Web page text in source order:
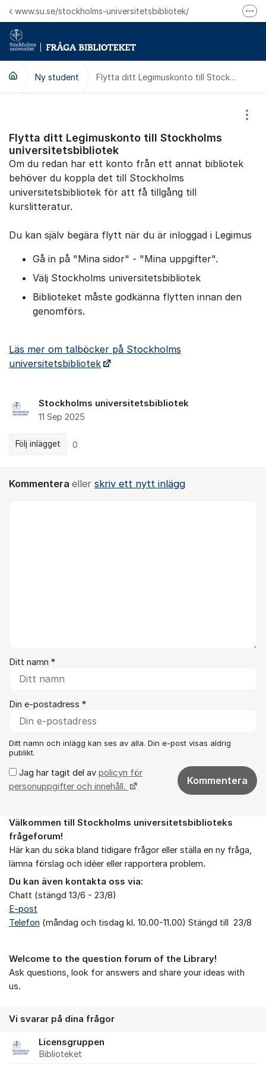
Hoppa till innehåll
www.su.se/stockholms-universitetsbibliotek/
Ny student Flytta ditt Legimuskonto till Stockholms universitetsbibliotek
Flytta ditt Legimuskonto till Stockholms
universitetsbibliotek
Om du redan har ett konto från ett annat bibliotek
behöver du koppla det till Stockholms
universitetsbibliotek för att få tillgång till
kurslitteratur.
Du kan själv begära flytt när du är inloggad i Legimus
Gå in på "Mina sidor" - "Mina uppgifter".
Välj Stockholms universitetsbibliotek
Biblioteket måste godkänna flytten innan den
genomförs.
Läs mer om talböcker på Stockholms
universitetsbibliotek
Stockholms universitetsbibliotek
11 Sep 2025
Följ inlägget 0
Kommentera eller skriv ett nytt inlägg
Ditt namn *
Din e-postadress *
Ditt namn och inlägg kan ses av alla. Din e-post visas aldrig
publikt.
Jag har tagit del av policyn för
personuppgifter och innehåll.
Kommentera
Om forumet
Välkommen till Stockholms universitetsbiblioteks
frågeforum!
Här kan du söka bland tidigare frågor eller ställa en ny fråga,
lämna förslag och idéer eller rapportera problem.
Du kan även kontakta oss via:
Chatt (stängd 13/6 - 23/8)
E-post
Telefon (måndag och tisdag kl. 10.00-11.00) Stängd till 23/8
Welcome to the question forum of the Library!
Ask questions, look for answers and share your ideas with
us.
Vi svarar på dina frågor
Licensgruppen
Biblioteket